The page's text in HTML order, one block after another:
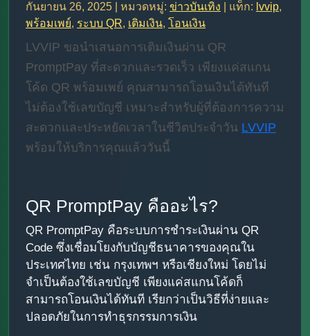
กันยายน 26, 2025 | หมวดหมู่: ข่าวบันเทิง | แท็ก: lvvip,
พร้อมเพย์, ระบบ QR, เติมเงิน, โอนเงิน
LVVIP ขอนำเสนอการเติมเงินผ่าน QR
PromptPay ที่สะดวกและรวดเร็ว เพียงแค่สแกน
โค้ด QR พร้อมเพย์ คุณสามารถโอนเงินได้ทันที
ไม่ต้องใช้เลขบัญชี เหมาะสำหรับผู้ที่ต้องการความ
สะดวกและประหยัดเวลาในชีวิตประจำวัน LVVIP
พร้อมให้บริการคุณแล้ววันนี้
QR PromptPay คืออะไร?
QR PromptPay คือระบบการชำระเงินผ่าน QR
Code ซึ่งเชื่อมโยงกับบัญชีธนาคารของคุณใน
ประเทศไทย เช่น กรุงเทพฯ หรือเชียงใหม่ โดยไม่
จำเป็นต้องใช้เลขบัญชี เพียงแค่สแกนโค้ดก็
สามารถโอนเงินได้ทันที เรียกว่าเป็นวิธีที่ง่ายและ
ปลอดภัยในการทำธุรกรรมการเงิน